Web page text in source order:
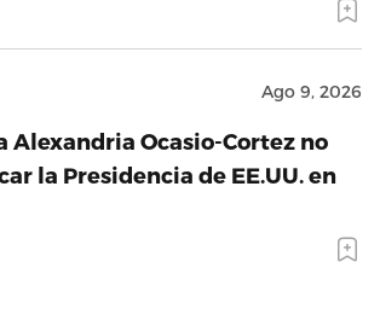
Ago 9, 2026
Alexandria Ocasio-Cortez no
la Presidencia de EE.UU. en